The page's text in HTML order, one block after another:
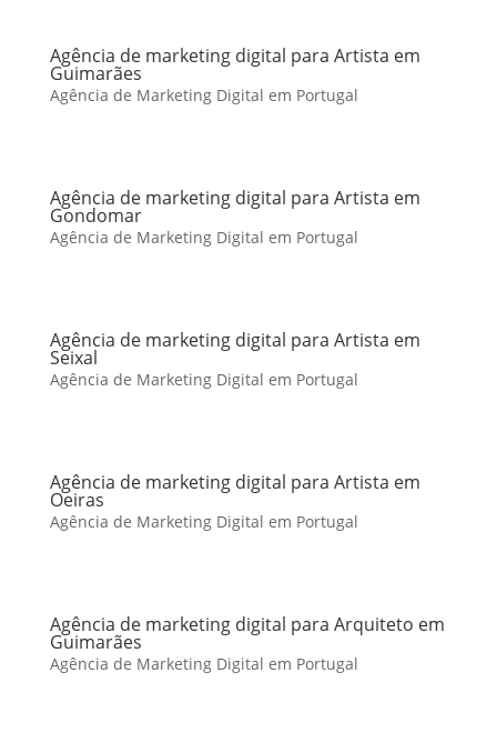
Agência de marketing digital para Artista em
Guimarães
Agência de Marketing Digital em Portugal
Agência de marketing digital para Artista em
Gondomar
Agência de Marketing Digital em Portugal
Agência de marketing digital para Artista em
Seixal
Agência de Marketing Digital em Portugal
Agência de marketing digital para Artista em
Oeiras
Agência de Marketing Digital em Portugal
Agência de marketing digital para Arquiteto em
Guimarães
Agência de Marketing Digital em Portugal